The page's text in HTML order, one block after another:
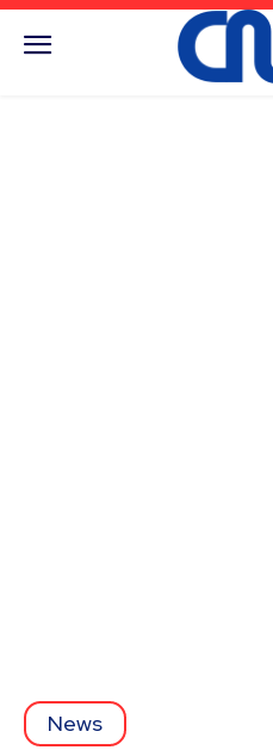
News